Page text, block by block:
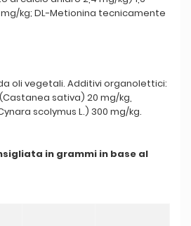
mg/kg; DL-Metionina tecnicamente
oli vegetali. Additivi organolettici:
sativa) 20 mg/kg,
scolymus L.) 300 mg/kg.
in grammi in base al